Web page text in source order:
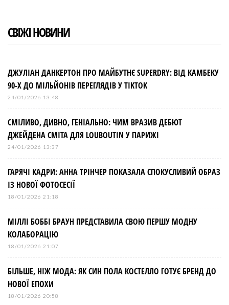
СВІЖІ НОВИНИ
ДЖУЛІАН ДАНКЕРТОН ПРО МАЙБУТНЄ SUPERDRY: ВІД КАМБЕКУ
90-Х ДО МІЛЬЙОНІВ ПЕРЕГЛЯДІВ У TIKTOK
24/01/2026 13:48
СМІЛИВО, ДИВНО, ГЕНІАЛЬНО: ЧИМ ВРАЗИВ ДЕБЮТ
ДЖЕЙДЕНА СМІТА ДЛЯ LOUBOUTIN У ПАРИЖІ
24/01/2026 13:37
ГАРЯЧІ КАДРИ: АННА ТРІНЧЕР ПОКАЗАЛА СПОКУСЛИВИЙ ОБРАЗ
ІЗ НОВОЇ ФОТОСЕСІЇ
18/01/2026 21:18
МІЛЛІ БОББІ БРАУН ПРЕДСТАВИЛА СВОЮ ПЕРШУ МОДНУ
КОЛАБОРАЦІЮ
18/01/2026 21:07
БІЛЬШЕ, НІЖ МОДА: ЯК СИН ПОЛА КОСТЕЛЛО ГОТУЄ БРЕНД ДО
НОВОЇ ЕПОХИ
18/01/2026 20:58